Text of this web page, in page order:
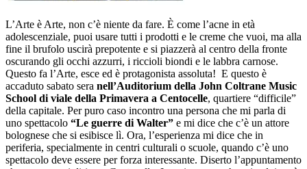
L’Arte è Arte, non c’è niente da fare. È come l’acne in età
adolescenziale, puoi usare tutti i prodotti e le creme che vuoi, ma alla
fine il brufolo uscirà prepotente e si piazzerà al centro della fronte
oscurando gli occhi azzurri, i riccioli biondi e le labbra carnose.
Questo fa l’Arte, esce ed è protagonista assoluta! E questo è
accaduto sabato sera nell’Auditorium della John Coltrane Music
School di viale della Primavera a Centocelle, quartiere “difficile”
della capitale. Per puro caso incontro una persona che mi parla di
uno spettacolo “Le guerre di Walter” e mi dice che c’è un attore
bolognese che si esibisce lì. Ora, l’esperienza mi dice che in
periferia, specialmente in centri culturali o scuole, quando c’è uno
spettacolo deve essere per forza interessante. Diserto l’appuntamento